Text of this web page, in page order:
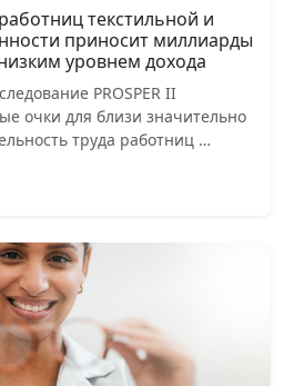
текстильной и
приносит миллиарды
уровнем дохода
PROSPER II
очки для близи значительно
труда работниц …